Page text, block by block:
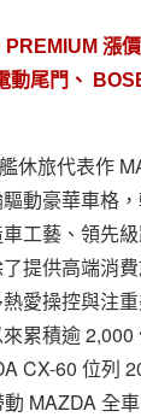
PREMIUM 漲
動尾門、
休旅代表作
動豪華車格
工藝、領先
提供高端消
愛操控與注
累積逾
CX-60 位列
MAZDA 全